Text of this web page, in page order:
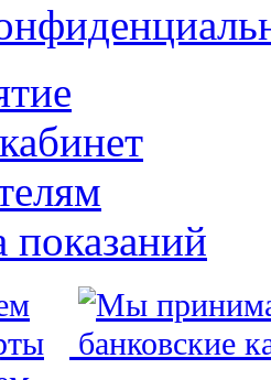
показаний